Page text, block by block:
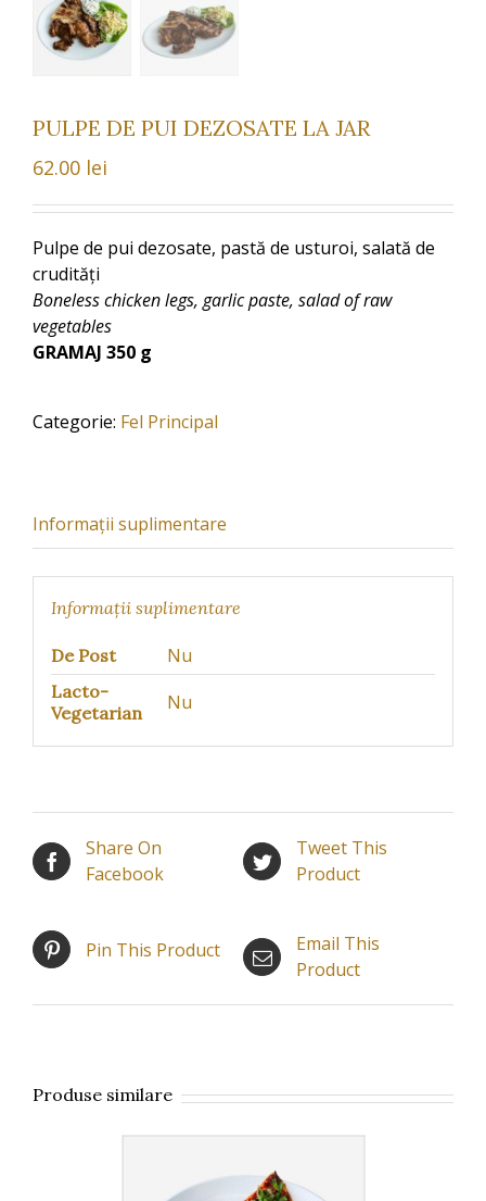
PULPE DE PUI DEZOSATE LA JAR
62.00 lei
Pulpe de pui dezosate, pastă de usturoi, salată de
crudități
Boneless chicken legs, garlic paste, salad of raw
vegetables
GRAMAJ 350 g
Categorie: Fel Principal
Informații suplimentare
Informații suplimentare
De Post Nu
Lacto-
Vegetarian
Nu
Share On
Facebook
Tweet This
Product
Pin This Product
Email This
Product
Produse similare